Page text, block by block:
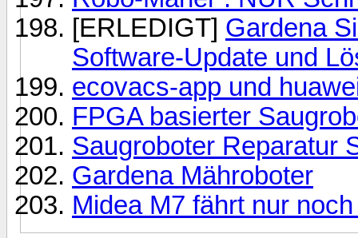
[ERLEDIGT] Gardena
Software-Update und
ecovacs-app und
FPGA basierter
Saugroboter Reparatur
Gardena Mähroboter
Midea M7 fährt nur